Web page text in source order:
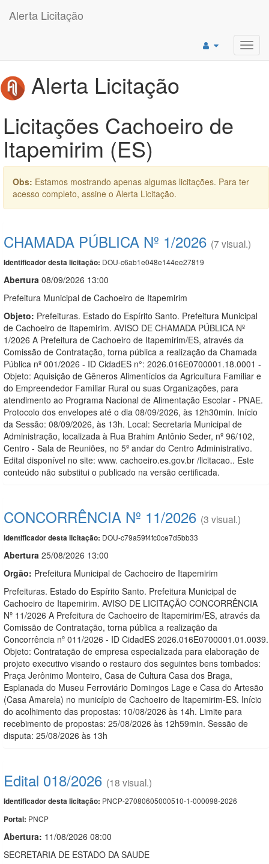
Alerta Licitação
Alerta Licitação
Licitações Cachoeiro de
Itapemirim (ES)
Obs: Estamos mostrando apenas algumas licitações. Para ter
acesso completo, assine o Alerta Licitação.
CHAMADA PÚBLICA Nº 1/2026 (7 visual.)
Identificador desta licitação: DOU-c6ab1e048e144ee27819
Abertura 08/09/2026 13:00
Prefeitura Municipal de Cachoeiro de Itapemirim
Objeto: Prefeituras. Estado do Espírito Santo. Prefeitura Municipal
de Cachoeiro de Itapemirim. AVISO DE CHAMADA PÚBLICA Nº
1/2026 A Prefeitura de Cachoeiro de Itapemirim/ES, através da
Comissão de Contratação, torna pública a realização da Chamada
Pública nº 001/2026 - ID CidadES n°: 2026.016E0700001.18.0001 -
Objeto: Aquisição de Gêneros Alimentícios da Agricultura Familiar e
do Empreendedor Familiar Rural ou suas Organizações, para
atendimento ao Programa Nacional de Alimentação Escolar - PNAE.
Protocolo dos envelopes até o dia 08/09/2026, às 12h30min. Início
da Sessão: 08/09/2026, às 13h. Local: Secretaria Municipal de
Administração, localizada à Rua Brahim Antônio Seder, nº 96/102,
Centro - Sala de Reuniões, no 5º andar do Centro Administrativo.
Edital disponível no site: www. cachoeiro.es.gov.br /licitacao.. Este
conteúdo não substitui o publicado na versão certificada.
CONCORRÊNCIA Nº 11/2026 (3 visual.)
Identificador desta licitação: DOU-c79a59f4fc0ce7d5bb33
Abertura 25/08/2026 13:00
Orgão: Prefeitura Municipal de Cachoeiro de Itapemirim
Prefeituras. Estado do Espírito Santo. Prefeitura Municipal de
Cachoeiro de Itapemirim. AVISO DE LICITAÇÃO CONCORRÊNCIA
Nº 11/2026 A Prefeitura de Cachoeiro de Itapemirim/ES, através da
Comissão de Contratação, torna pública a realização da
Concorrência nº 011/2026 - ID CidadES 2026.016E0700001.01.0039.
Objeto: Contratação de empresa especializada para elaboração de
projeto executivo visando o restauro dos seguintes bens tombados:
Praça Jerônimo Monteiro, Casa de Cultura Casa dos Braga,
Esplanada do Museu Ferroviário Domingos Lage e Casa do Artesão
(Casa Amarela) no município de Cachoeiro de Itapemirim-ES. Início
do acolhimento das propostas: 10/08/2026 às 14h. Limite para
recebimento de propostas: 25/08/2026 às 12h59min. Sessão de
disputa: 25/08/2026 às 13h
Edital 018/2026 (18 visual.)
Identificador desta licitação: PNCP-27080605000510-1-000098-2026
Portal: PNCP
Abertura: 11/08/2026 08:00
SECRETARIA DE ESTADO DA SAUDE